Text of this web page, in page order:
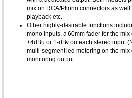
mix on RCA/Phono connectors as well
playback etc.
Other highly-desirable functions
mono inputs, a 60mm fader for the
+4dBu or 1-dBv on each stereo input
multi-segment led metering on the
monitoring output.